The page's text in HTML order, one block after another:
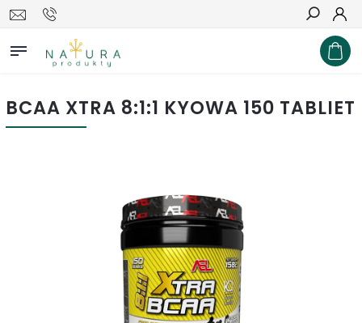
Hľadať
BCAA XTRA 8:1:1 KYOWA 150 TABLIET